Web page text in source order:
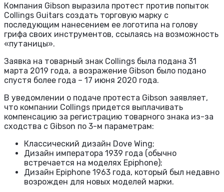
Компания Gibson выразила протест против попыток
Collings Guitars создать торговую марку с
последующим нанесением ее логотипа на голову
грифа своих инструментов, ссылаясь на возможность
«путаницы».
Заявка на товарный знак Collings была подана 31
марта 2019 года, а возражение Gibson было подано
спустя более года – 17 июня 2020 года.
В уведомлении о подаче протеста Gibson заявляет,
что компании Collings придется выплачивать
компенсацию за регистрацию товарного знака из-за
сходства с Gibson по 3-м параметрам:
Классический дизайн Dove Wing;
Дизайн императора 1939 года (обычно
встречается на моделях Epiphone);
Дизайн Epiphone 1963 года, который был недавно
возрожден для новых моделей марки.